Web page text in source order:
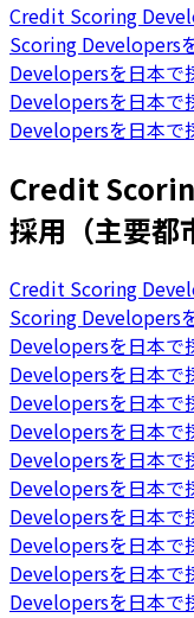
Credit Scoring
Scoring Developers
Developersを日本で
Developersを日本で
Developersを日本で
Credit
採用（主要都
Credit Scoring
Scoring Developers
Developersを日本で
Developersを日本で
Developersを日本で
Developersを日本で
Developersを日本で
Developersを日本で
Developersを日本で
Developersを日本で
Developersを日本で
Developersを日本で